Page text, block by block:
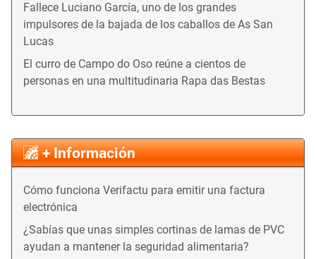
Fallece Luciano García, uno de los grandes
impulsores de la bajada de los caballos de As San
Lucas
El curro de Campo do Oso reúne a cientos de
personas en una multitudinaria Rapa das Bestas
+ Información
Cómo funciona Verifactu para emitir una factura
electrónica
¿Sabías que unas simples cortinas de lamas de PVC
ayudan a mantener la seguridad alimentaria?